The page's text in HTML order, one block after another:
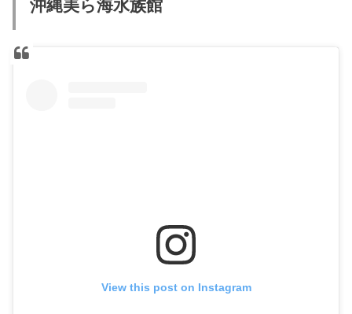
沖縄美ら海水族館
View this post on Instagram